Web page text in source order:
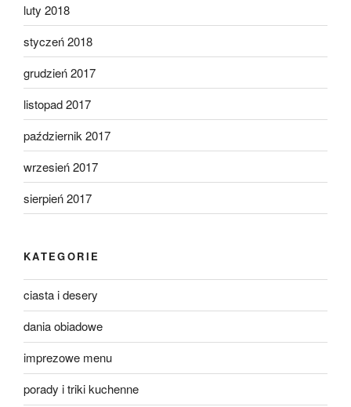
luty 2018
styczeń 2018
grudzień 2017
listopad 2017
październik 2017
wrzesień 2017
sierpień 2017
KATEGORIE
ciasta i desery
dania obiadowe
imprezowe menu
porady i triki kuchenne